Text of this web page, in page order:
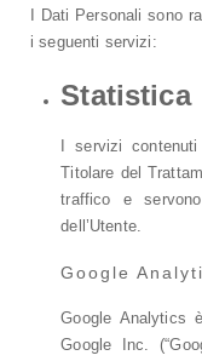
I Dati Personali sono
i seguenti servizi:
Statistica
I servizi
Titolare del
traffico e
dell’Utente.
Google
Google Analytics
Google Inc.